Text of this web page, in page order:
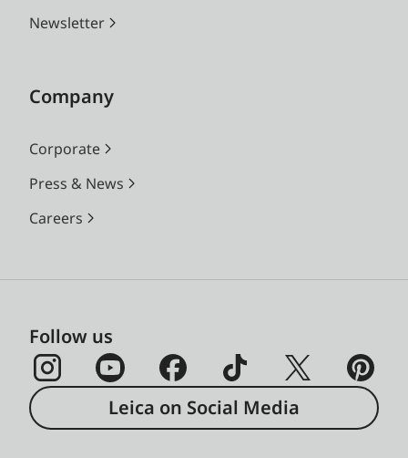
Newsletter
Company
Corporate
Press & News
Careers
Follow us
Leica on Social Media